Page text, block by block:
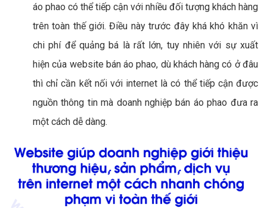
áo phao có thể tiếp cận với nhiều đối tượng khách hàng
trên toàn thế giới. Điều này trước đây khá khó khăn vì
chi phí để quảng bá là rất lớn, tuy nhiên với sự xuất
hiện của website bán áo phao, dù khách hàng có ở đâu
thì chỉ cần kết nối với internet là có thể tiếp cận được
nguồn thông tin mà doanh nghiệp bán áo phao đưa ra
một cách dễ dàng.